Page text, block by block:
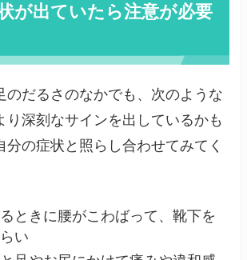
が出ていたら注意が必要
のだるさのなかでも、次のような
り深刻なサインを出しているかも
分の症状と照らし合わせてみてく
ときに腰がこわばって、靴下を
い